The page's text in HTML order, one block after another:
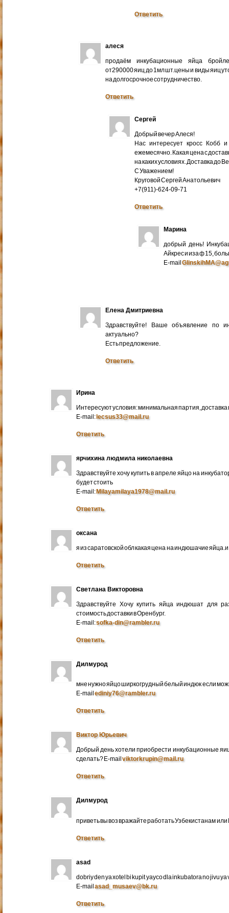
Ответить
алеся
продаём инкубационные яйца
от290000 яиц до 1мл шт.цены и виды яиц
на долгосрочное сотрудничество.
Ответить
Сергей
Добрый вечер Алеся!
Нас интересует кросс Кобб
ежемесячно. Какая цена с
на каких условиях. Доставка до
С Уважением!
Круговой Сергей Анатольевич
+7(911)-624-09-71
Ответить
Марина
добрый день!
Айкрес и иза ф 15,
E-mail
Елена Дмитриевна
Здравствуйте! Ваше объявление по
актуально?
Есть предложение.
Ответить
Ирина
Интересуют условия: минимальная партия, доставка
E-mail:lecsus33@mail.ru
Ответить
ярчихина людмила николаевна
Здравствуйте хочу купить в апреле яйцо на
будет стоить
E-mail:Milayamilaya1978@mail.ru
Ответить
оксана
я из саратовской обл какая цена на индюшачие яйца.и
Ответить
Светлана Викторовна
Здравствуйте Хочу купить яйца индюшат для
стоимость доставки в Оренбург.
E-mail:sofka-din@rambler.ru
Ответить
Дилмурод
мне нужно яйцо ширкогрудный белый индюк если
E-mailediniy76@rambler.ru
Ответить
Виктор Юрьевич
Добрый день хотели приобрести инкубационные
сделать? E-mailviktorkrupin@mail.ru
Ответить
Дилмурод
приветь вы воз вражайте работать Узбекистанам
Ответить
asad
dobriy den ya xotel bi kupit yayco dla inkubatora no jivu ya
E-mailasad_musaev@bk.ru
Ответить